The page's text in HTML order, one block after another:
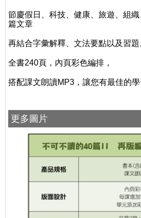
節慶假日、科技、健康 、旅遊、組
篇文章
再結合字彙解釋、文法要點以及習題
全書240頁，內頁彩色編排，
搭配課文朗讀MP3，讓您有最佳的
更多圖片